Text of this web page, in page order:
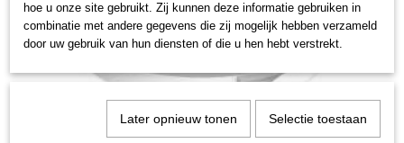
hoe u onze site gebruikt. Zij kunnen deze informatie gebruiken in
combinatie met andere gegevens die zij mogelijk hebben verzameld
door uw gebruik van hun diensten of die u hen hebt verstrekt.
Later opnieuw tonen Selectie toestaan